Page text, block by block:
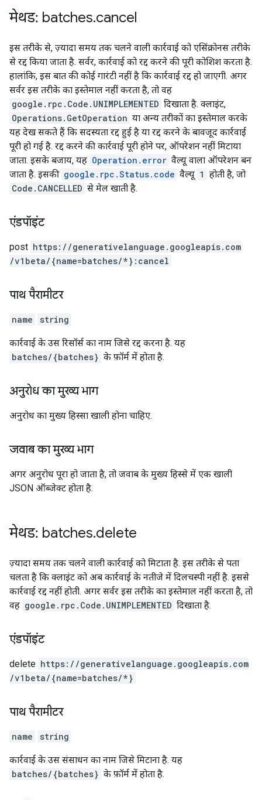
मेथड: batches.cancel
इस तरीके से, ज़्यादा समय तक चलने वाली कार्रवाई को एसिंक्रोनस तरीके
से रद्द किया जाता है. सर्वर, कार्रवाई को रद्द करने की पूरी कोशिश करता है.
हालांकि, इस बात की कोई गारंटी नहीं है कि कार्रवाई रद्द हो जाएगी. अगर
सर्वर इस तरीके का इस्तेमाल नहीं करता है, तो वह
google.rpc.Code.UNIMPLEMENTED दिखाता है. क्लाइंट,
Operations.GetOperation या अन्य तरीकों का इस्तेमाल करके
यह देख सकते हैं कि सदस्यता रद्द हुई है या रद्द करने के बावजूद कार्रवाई
पूरी हो गई है. रद्द करने की कार्रवाई पूरी होने पर, ऑपरेशन नहीं मिटाया
जाता. इसके बजाय, यह Operation.error वैल्यू वाला ऑपरेशन बन
जाता है. इसकी google.rpc.Status.code वैल्यू 1 होती है, जो
Code.CANCELLED से मेल खाती है.
एंडपॉइंट
post https: / /generativelanguage.googleapis.com
/v1beta/{name=batches/*}:cancel
पाथ पैरामीटर
name string
कार्रवाई के उस रिसॉर्स का नाम जिसे रद्द करना है. यह
batches/{batches} के फ़ॉर्म में होता है.
अनुरोध का मुख्य भाग
अनुरोध का मुख्य हिस्सा खाली होना चाहिए.
जवाब का मुख्य भाग
अगर अनुरोध पूरा हो जाता है, तो जवाब के मुख्य हिस्से में एक खाली
JSON ऑब्जेक्ट होता है.
मेथड: batches.delete
ज़्यादा समय तक चलने वाली कार्रवाई को मिटाता है. इस तरीके से पता
चलता है कि क्लाइंट को अब कार्रवाई के नतीजे में दिलचस्पी नहीं है. इससे
कार्रवाई रद्द नहीं होती. अगर सर्वर इस तरीके का इस्तेमाल नहीं करता है, तो
वह google.rpc.Code.UNIMPLEMENTED दिखाता है.
एंडपॉइंट
delete https: / /generativelanguage.googleapis.com
/v1beta/{name=batches/*}
पाथ पैरामीटर
name string
कार्रवाई के उस संसाधन का नाम जिसे मिटाना है. यह
batches/{batches} के फ़ॉर्म में होता है.